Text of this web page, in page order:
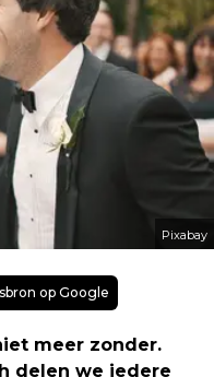
Pixabay
op Google
meer zonder.
delen we iedere